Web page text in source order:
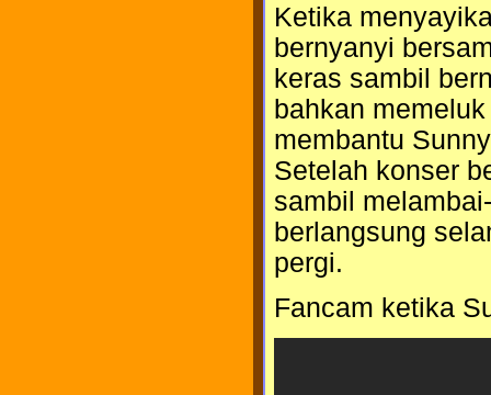
Ketika
bernyanyi
keras sambil
bahkan
membantu
Setelah konser
sambil
berlangsung
pergi.
Fancam ketika